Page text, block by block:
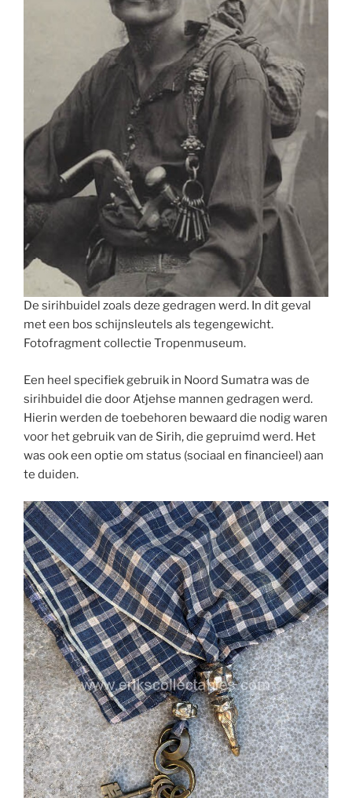
De sirihbuidel zoals deze gedragen werd. In dit geval
met een bos schijnsleutels als tegengewicht.
Fotofragment collectie Tropenmuseum.
Een heel specifiek gebruik in Noord Sumatra was de
sirihbuidel die door Atjehse mannen gedragen werd.
Hierin werden de toebehoren bewaard die nodig waren
voor het gebruik van de Sirih, die gepruimd werd. Het
was ook een optie om status (sociaal en financieel) aan
te duiden.